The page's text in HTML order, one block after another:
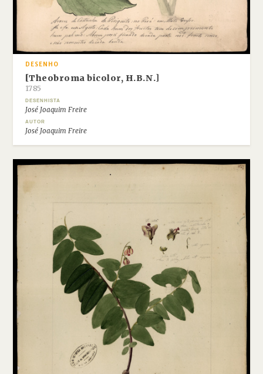
DESENHO
[Theobroma bicolor, H.B.N.]
1785
DESENHISTA
José Joaquim Freire
AUTOR
José Joaquim Freire